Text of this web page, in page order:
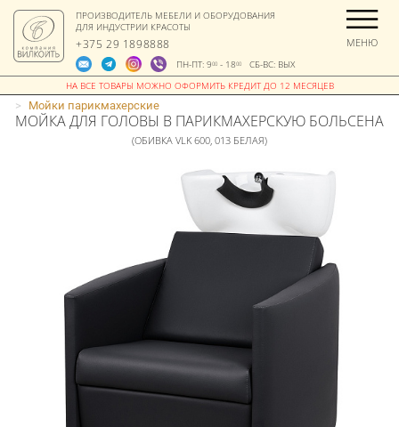
ПРОИЗВОДИТЕЛЬ МЕБЕЛИ И ОБОРУДОВАНИЯ
ДЛЯ ИНДУСТРИИ КРАСОТЫ
+375 29 1898888
ПН-ПТ: 900- 1800СБ-ВС: ВЫХ
МЕНЮ
> Мойки парикмахерские
МОЙКА ДЛЯ ГОЛОВЫ В ПАРИКМАХЕРСКУЮ БОЛЬСЕНА
(ОБИВКА VLK 600, 013 БЕЛАЯ)